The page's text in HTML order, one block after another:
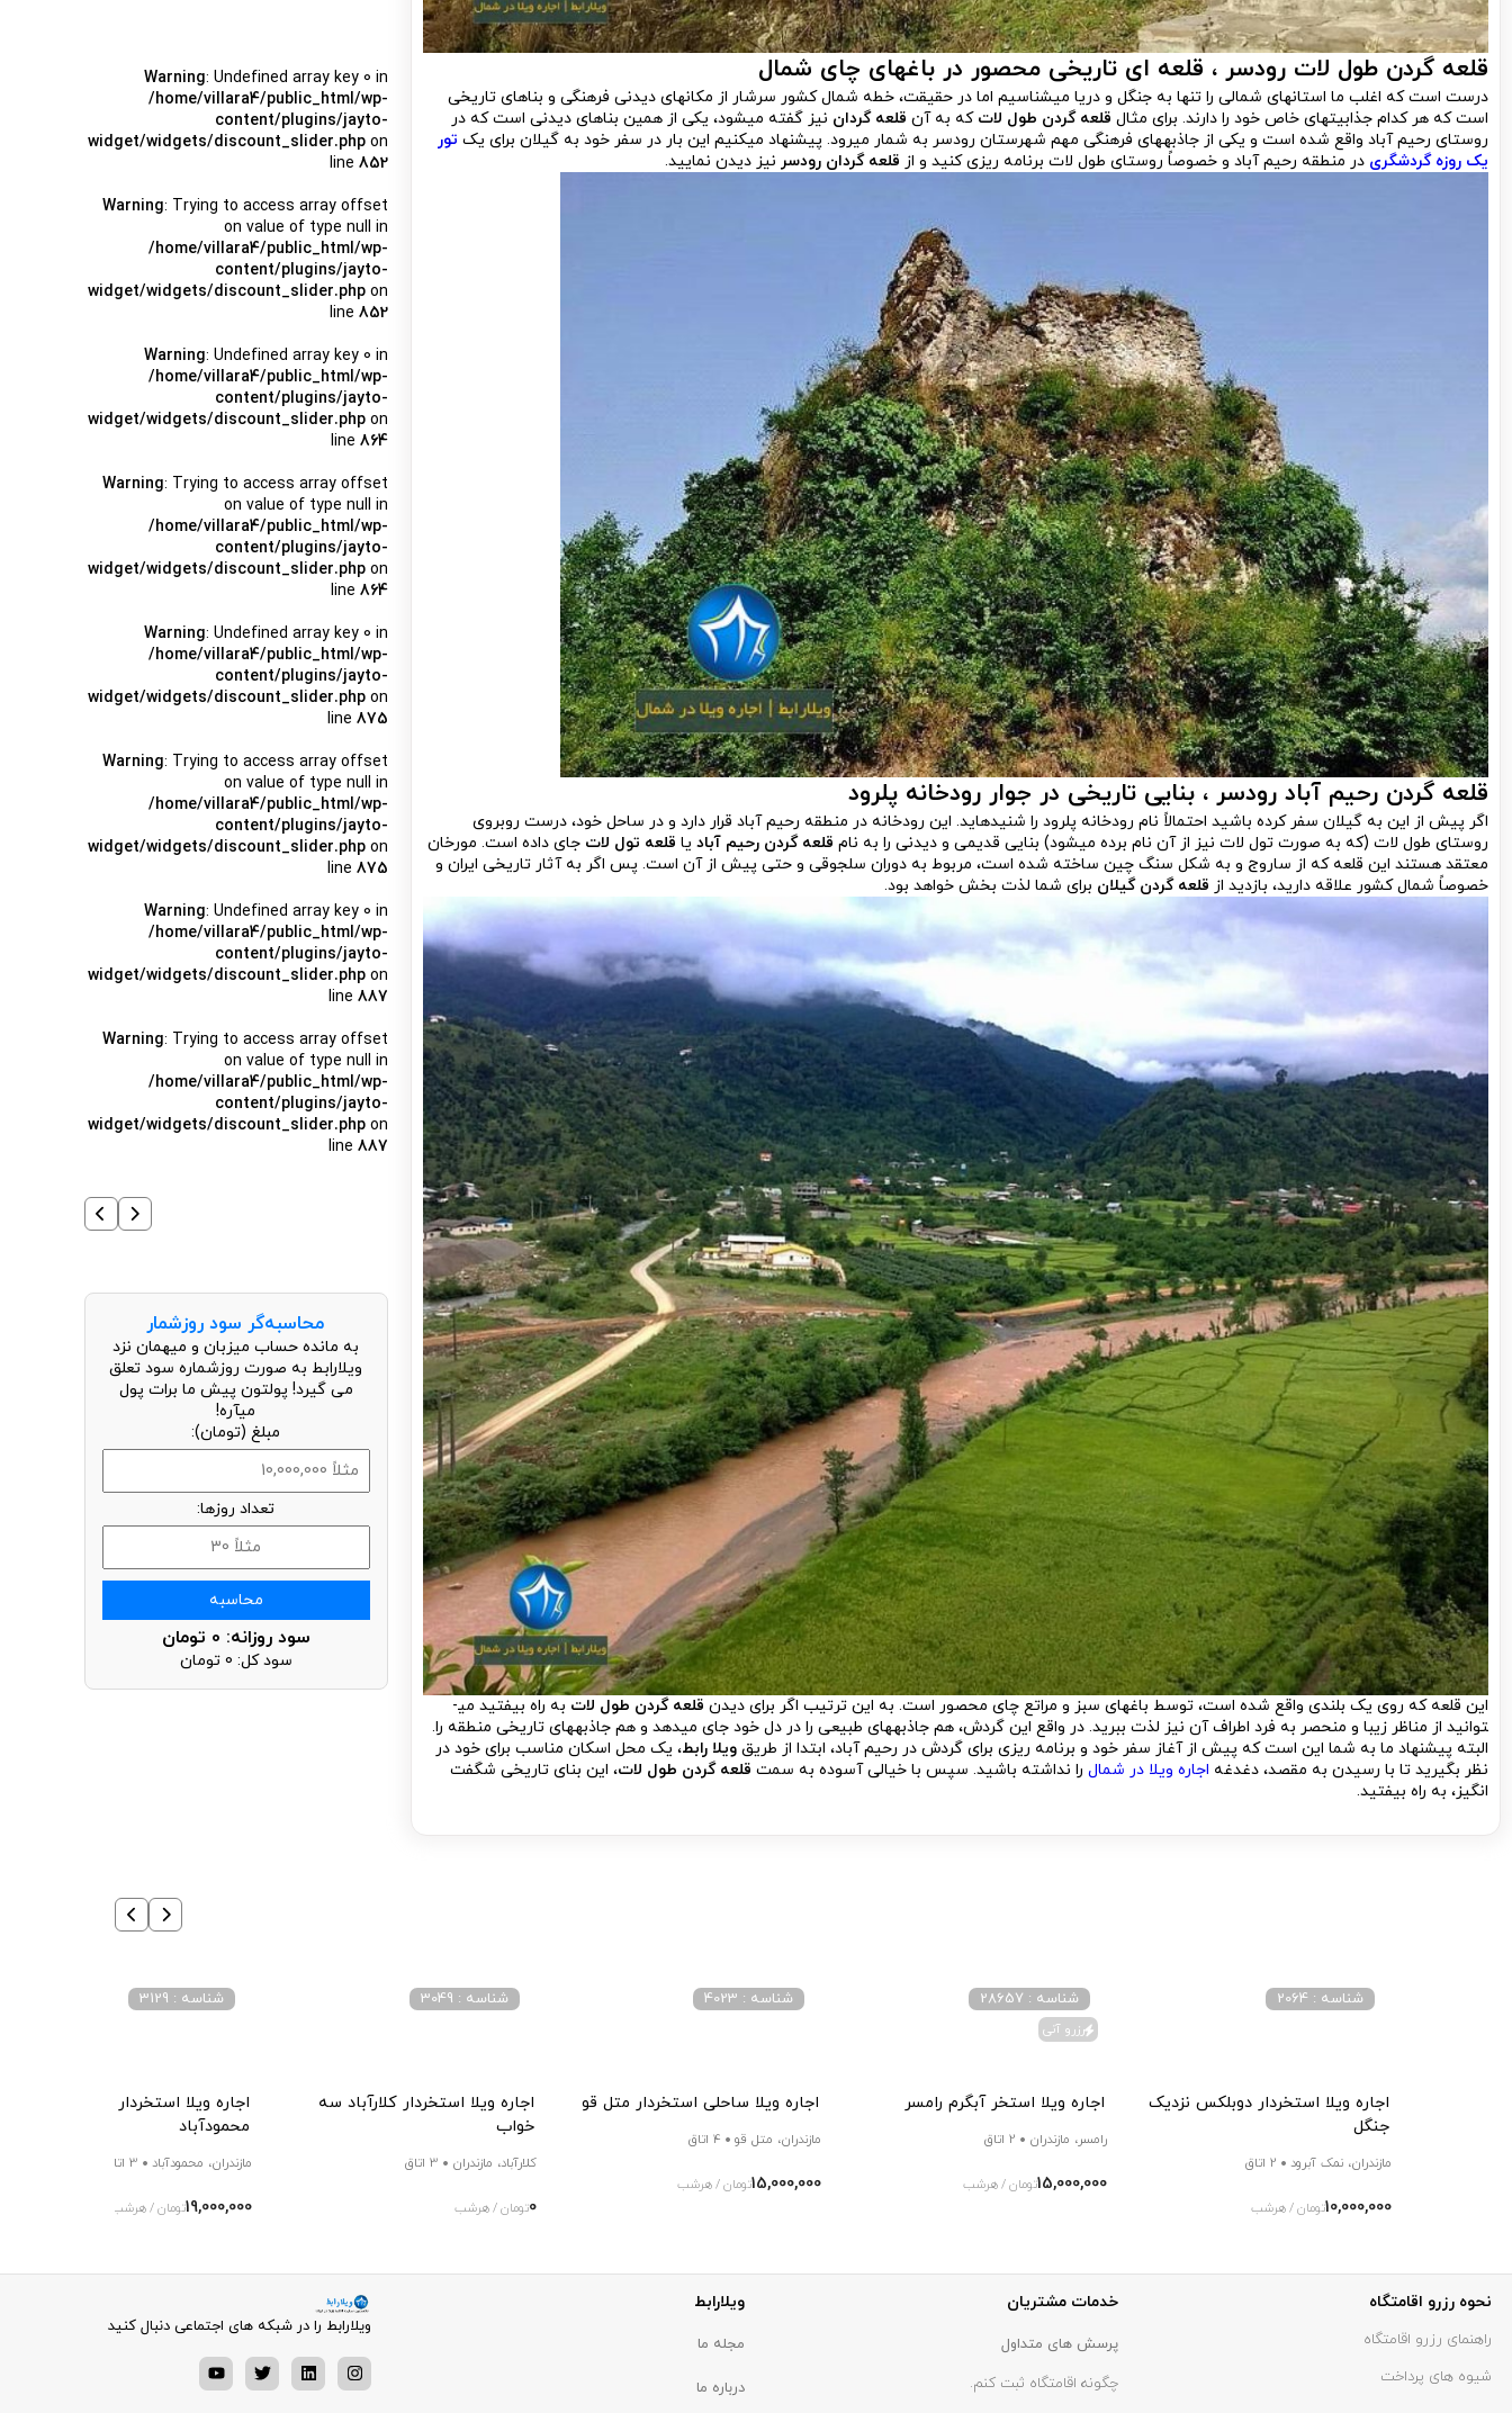
قلعه گردن طول لات رودسر ، قلعه­ ای تاریخی محصور در باغ­های چای شمال
درست است که اغلب ما استان­های شمالی را تنها به جنگل و دریا می­شناسیم اما در حقیقت، خطه شمال کشور سرشار از مکان­های دیدنی فرهنگی و بناهای تاریخی
است که هر کدام جذابیت­های خاص خود را دارند. برای مثال قلعه گردن طول لات که به آن قلعه گردان نیز گفته می­شود، یکی از همین بناهای دیدنی است که در
روستای رحیم آباد واقع شده است و یکی از جاذبه­های فرهنگی مهم شهرستان رودسر به شمار می­رود. پیشنهاد می­کنیم این بار در سفر خود به گیلان برای یک تور
یک روزه گردشگری در منطقه رحیم آباد و خصوصاً روستای طول لات برنامه ریزی کنید و از قلعه گردان رودسر نیز دیدن نمایید.
قلعه گردن رحیم آباد رودسر ، بنایی تاریخی در جوار رودخانه پلرود
اگر پیش از این به گیلان سفر کرده باشید احتمالاً نام رودخانه پلرود را شنیده­اید. این رودخانه در منطقه رحیم آباد قرار دارد و در ساحل خود، درست روبروی
روستای طول لات (که به صورت تول لات نیز از آن نام برده می­شود) بنایی قدیمی و دیدنی را به نام قلعه گردن رحیم آباد یا قلعه تول لات جای داده است. مورخان
معتقد هستند این قلعه که از ساروج و به شکل سنگ چین ساخته شده است، مربوط به دوران سلجوقی و حتی پیش از آن است. پس اگر به آثار تاریخی ایران و
خصوصاً شمال کشور علاقه دارید، بازدید از قلعه گردن گیلان برای شما لذت­ بخش خواهد بود.
این قلعه که روی یک بلندی واقع شده است، توسط باغ­های سبز و مراتع چای محصور است. به این ترتیب اگر برای دیدن قلعه گردن طول لاتبه راه بیفتید می­
توانید از مناظر زیبا و منحصر به فرد اطراف آن نیز لذت ببرید. در واقع این گردش، هم جاذبه­های طبیعی را در دل خود جای می­دهد و هم جاذبه­های تاریخی منطقه را.
البته پیشنهاد ما به شما این است که پیش از آغاز سفر خود و برنامه ریزی برای گردش در رحیم آباد، ابتدا از طریق ویلا رابط، یک محل اسکان مناسب برای خود در
نظر بگیرید تا با رسیدن به مقصد، دغدغه اجاره ویلا در شمال را نداشته باشید. سپس با خیالی آسوده به سمت قلعه گردن طول لات، این بنای تاریخی شگفت
انگیز، به راه بیفتید.
Warning: Undefined array key 0 in
/home/villara4/public_html/wp-
content/plugins/jayto-
widget/widgets/discount_slider.php on
line852
Warning: Trying to access array offset
on value of type null in
/home/villara4/public_html/wp-
content/plugins/jayto-
widget/widgets/discount_slider.php on
line852
Warning: Undefined array key 0 in
/home/villara4/public_html/wp-
content/plugins/jayto-
widget/widgets/discount_slider.php on
line864
Warning: Trying to access array offset
on value of type null in
/home/villara4/public_html/wp-
content/plugins/jayto-
widget/widgets/discount_slider.php on
line864
Warning: Undefined array key 0 in
/home/villara4/public_html/wp-
content/plugins/jayto-
widget/widgets/discount_slider.php on
line875
Warning: Trying to access array offset
on value of type null in
/home/villara4/public_html/wp-
content/plugins/jayto-
widget/widgets/discount_slider.php on
line875
Warning: Undefined array key 0 in
/home/villara4/public_html/wp-
content/plugins/jayto-
widget/widgets/discount_slider.php on
line887
Warning: Trying to access array offset
on value of type null in
/home/villara4/public_html/wp-
content/plugins/jayto-
widget/widgets/discount_slider.php on
line887
محاسبه‌گر سود روزشمار
به مانده حساب میزبان و میهمان نزد
ویلارابط به صورت روزشماره سود تعلق
می گیرد! پولتون پیش ما برات پول
میآره!
مبلغ (تومان):
تعداد روزها:
محاسبه
سود روزانه: 0 تومان
سود کل: 0 تومان
اجاره ویلا استخردار دوبلکس نزدیک
جنگل
شناسه : 2064
مازندران، نمک آبرود 2 اتاق
10,000,000تومان / هرشب
اجاره ویلا استخر آبگرم رامسر
شناسه : 28657
رزرو آنی
رامسر، مازندران 2 اتاق
15,000,000تومان / هرشب
اجاره ویلا ساحلی استخردار متل قو
شناسه : 4023
مازندران، متل قو 4 اتاق
15,000,000تومان / هرشب
اجاره ویلا استخردار کلارآباد سه
خواب
شناسه : 3049
کلارآباد، مازندران 3 اتاق
0تومان / هرشب
اجاره ویلا استخردار موزیکال در
محمودآباد
شناسه : 3129
مازندران، محمودآباد 3 اتاق
19,000,000تومان / هرشب
نحوه رزرو اقامتگاه
راهنمای رزرو اقامتگاه
شیوه های پرداخت
خدمات مشتریان
پرسش های متداول
چگونه اقامتگاه ثبت کنم.
ویلارابط
مجله ما
درباره ما
ویلارابط را در شبکه های اجتماعی دنبال کنید